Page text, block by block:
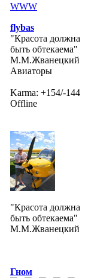
WWW
flybas
"Красота должна
быть обтекаема"
М.М.Жванецкий
Авиаторы
Karma: +154/-144
Offline
"Красота должна
быть обтекаема"
М.М.Жванецкий
Гном